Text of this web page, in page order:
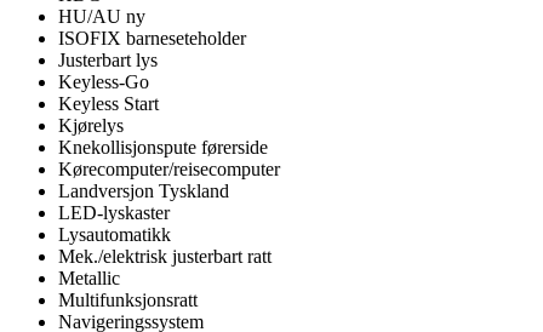
HU/AU ny
ISOFIX barneseteholder
Justerbart lys
Keyless-Go
Keyless Start
Kjørelys
Knekollisjonspute førerside
Kørecomputer/reisecomputer
Landversjon Tyskland
LED-lyskaster
Lysautomatikk
Mek./elektrisk justerbart ratt
Metallic
Multifunksjonsratt
Navigeringssystem